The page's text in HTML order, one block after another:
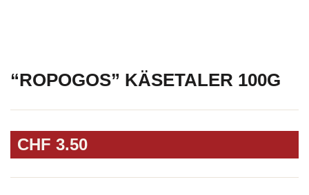
“ROPOGOS” KÄSETALER 100G
CHF 3.50